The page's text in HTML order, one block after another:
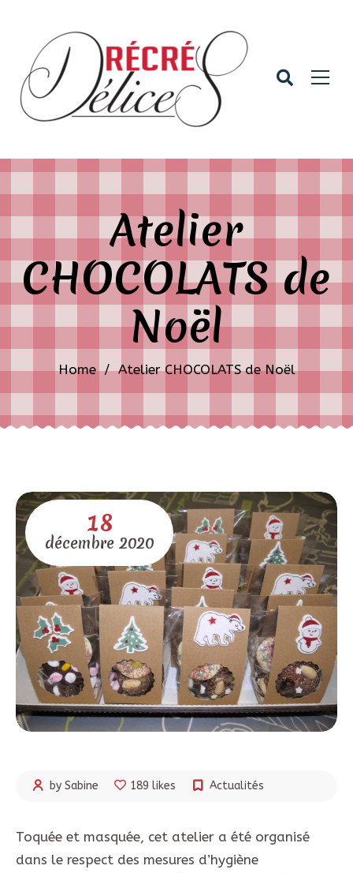
Atelier
CHOCOLATS de
Noël
Home / Atelier CHOCOLATS de Noël
18
décembre 2020
by Sabine 189 likes Actualités
Toquée et masquée, cet atelier a été organisé
dans le respect des mesures d’hygiène